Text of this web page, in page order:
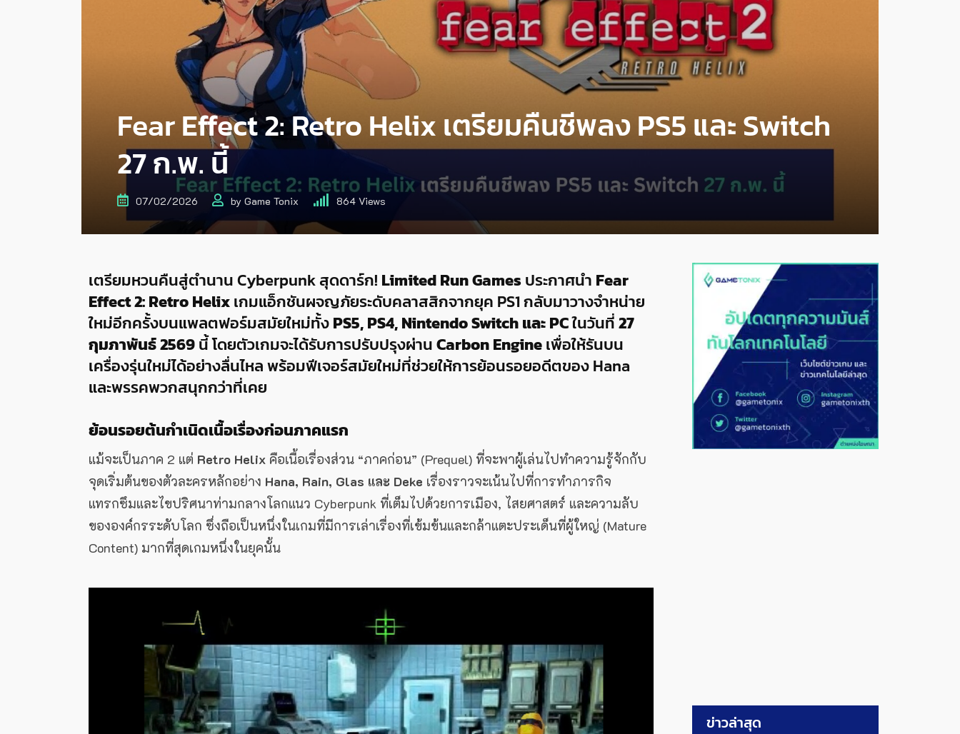
Fear Effect 2: Retro Helix เตรียมคืนชีพลง PS5 และ Switch
27 ก.พ. นี้
07/02/2026 by Game Tonix 864 Views
เตรียมหวนคืนสู่ตำนาน Cyberpunk สุดดาร์ก! Limited Run Gamesประกาศนำ Fear
Effect 2: Retro Helixเกมแอ็กชันผจญภัยระดับคลาสสิกจากยุค PS1 กลับมาวางจำหน่าย
ใหม่อีกครั้งบนแพลตฟอร์มสมัยใหม่ทั้งPS5, PS4, Nintendo Switch และ PCในวันที่27
กุมภาพันธ์ 2569นี้ โดยตัวเกมจะได้รับการปรับปรุงผ่านCarbon Engineเพื่อให้รันบน
เครื่องรุ่นใหม่ได้อย่างลื่นไหล พร้อมฟีเจอร์สมัยใหม่ที่ช่วยให้การย้อนรอยอดีตของ Hana
และพรรคพวกสนุกกว่าที่เคย
ย้อนรอยต้นกำเนิดเนื้อเรื่องก่อนภาคแรก
แม้จะเป็นภาค 2 แต่ Retro Helix คือเนื้อเรื่องส่วน “ภาคก่อน” (Prequel) ที่จะพาผู้เล่นไปทำความรู้จักกับ
จุดเริ่มต้นของตัวละครหลักอย่าง Hana, Rain, Glas และ Deke เรื่องราวจะเน้นไปที่การทำภารกิจ
แทรกซึมและไขปริศนาท่ามกลางโลกแนว Cyberpunk ที่เต็มไปด้วยการเมือง, ไสยศาสตร์ และความลับ
ขององค์กรระดับโลก ซึ่งถือเป็นหนึ่งในเกมที่มีการเล่าเรื่องที่เข้มข้นและกล้าแตะประเด็นที่ผู้ใหญ่ (Mature
Content) มากที่สุดเกมหนึ่งในยุคนั้น
ข่าวล่าสุด